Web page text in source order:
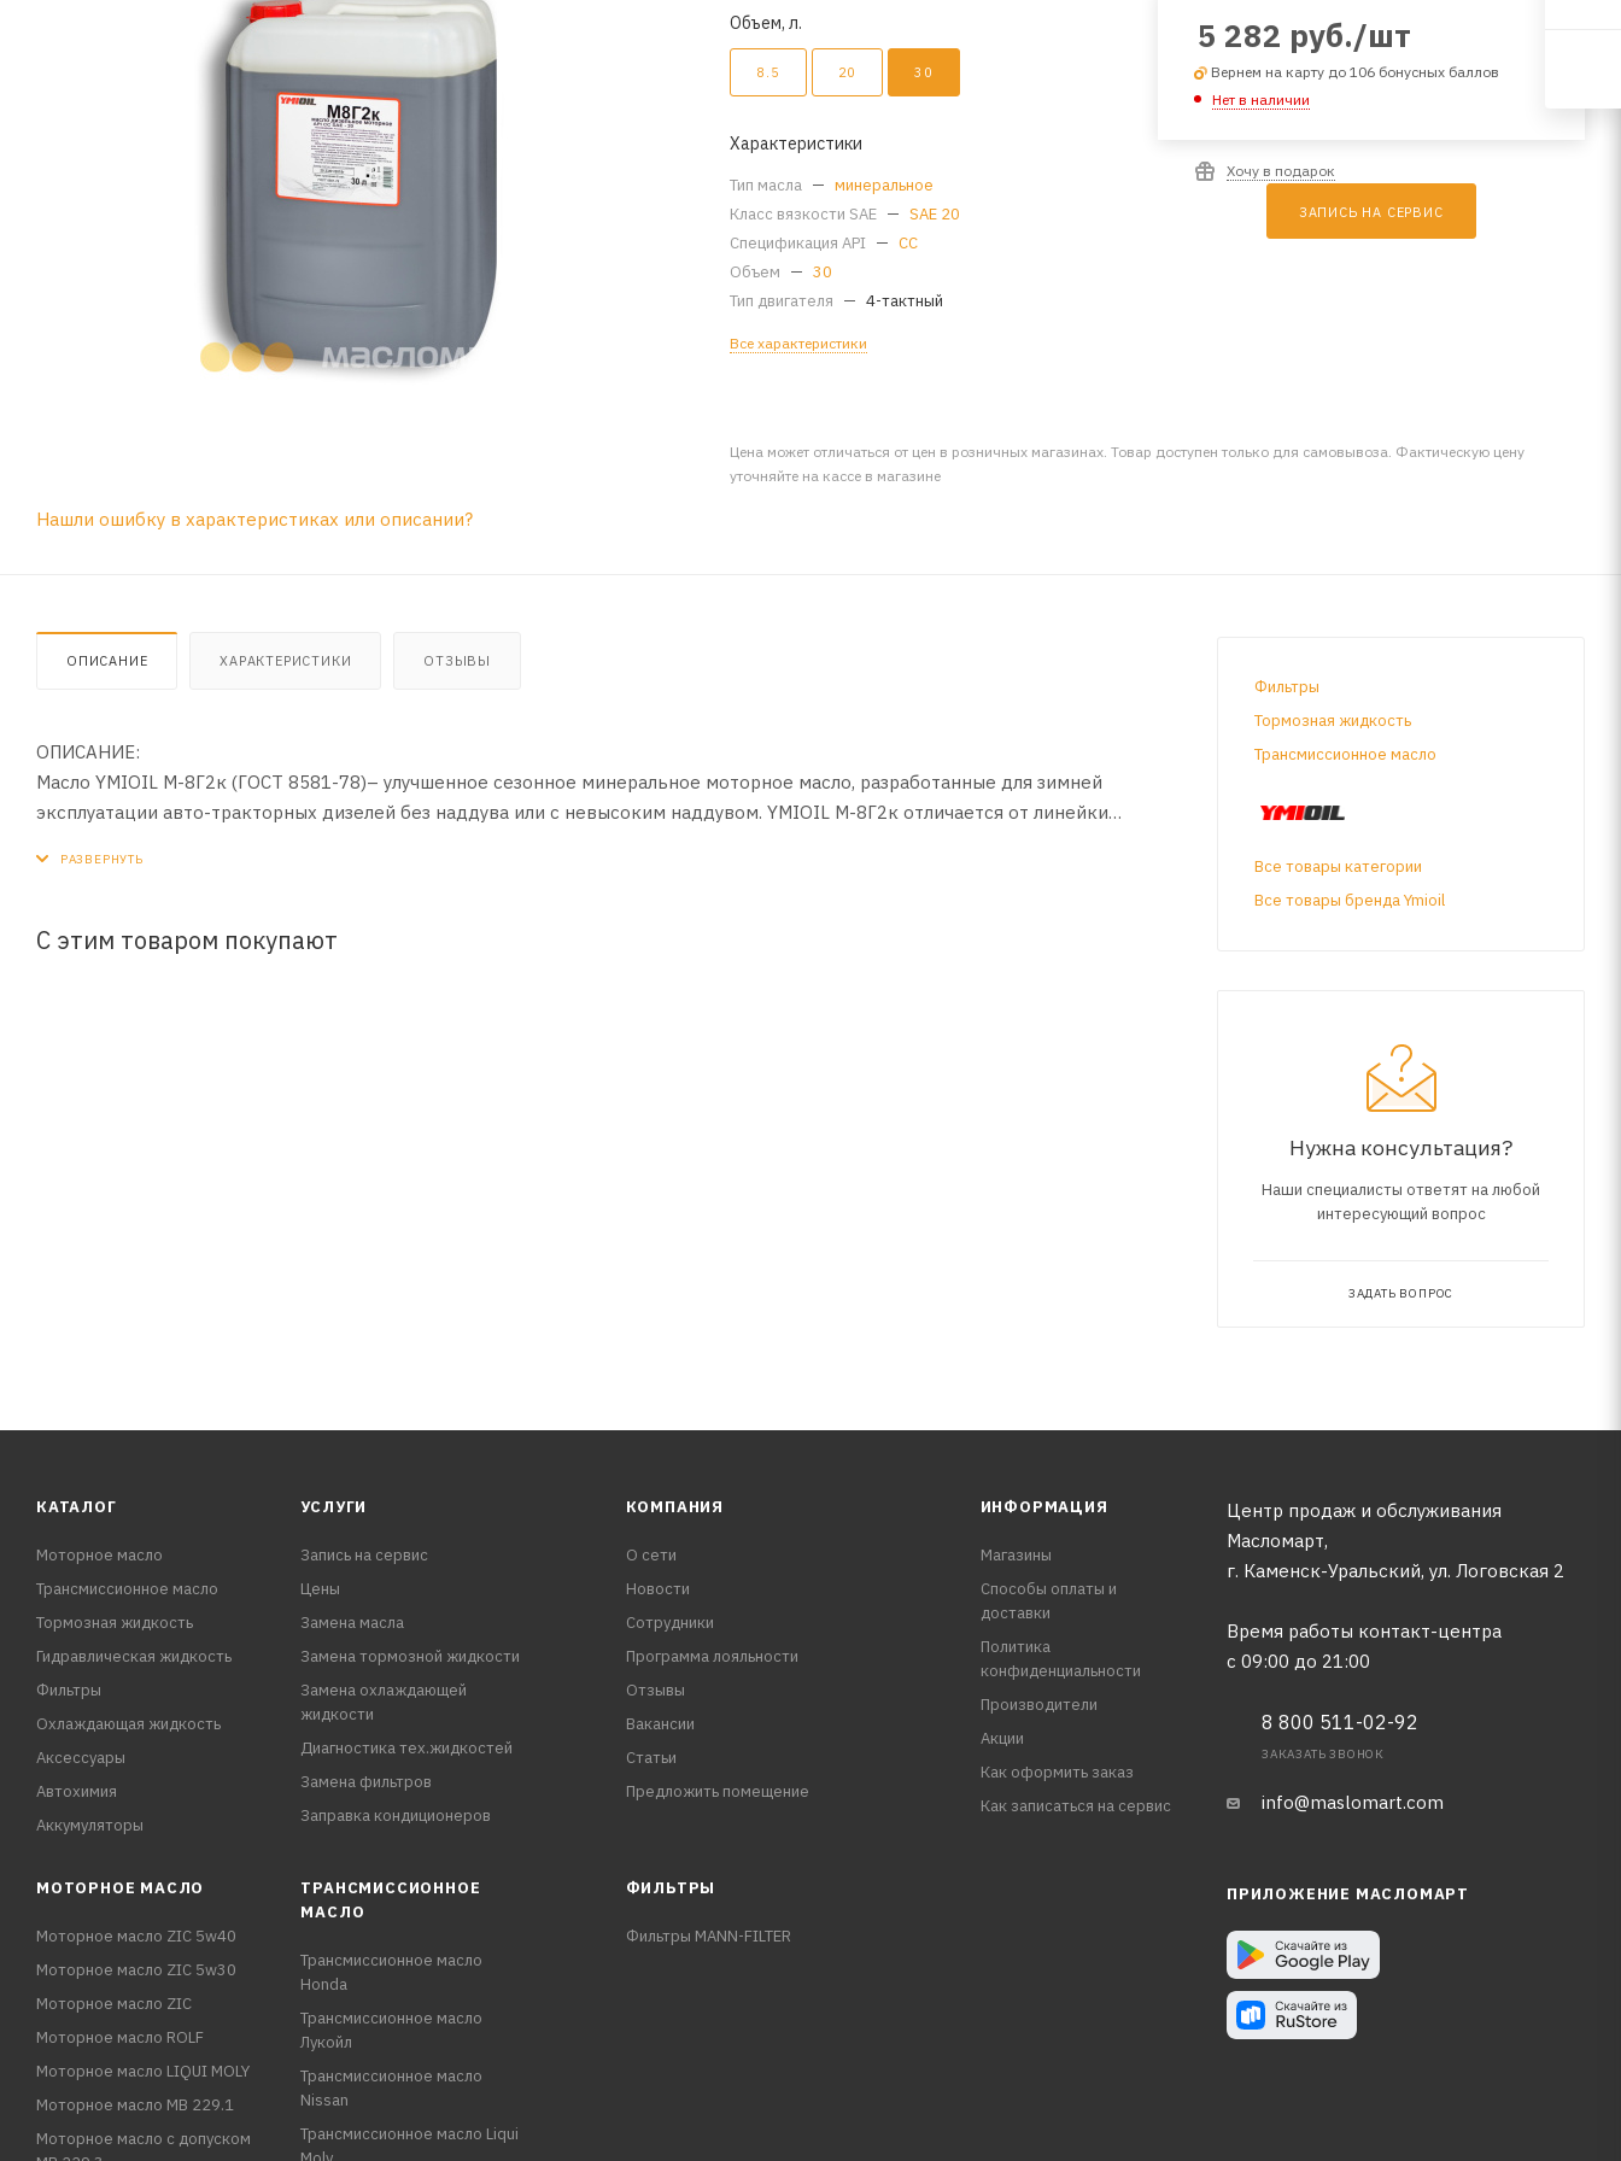
Объем, л.
8.5 20 30
Характеристики
Тип масла — минеральное
Класс вязкости SAE — SAE 20
Спецификация API — CC
Объем — 30
Тип двигателя — 4-тактный
Все характеристики
5 282 руб./шт
Вернем на карту до 106 бонусных баллов
Нет в наличии
Хочу в подарок
ЗАПИСЬ НА СЕРВИС
Цена может отличаться от цен в розничных магазинах. Товар доступен только для самовывоза. Фактическую цену
уточняйте на кассе в магазине
Нашли ошибку в характеристиках или описании?
ОПИСАНИЕ ХАРАКТЕРИСТИКИ ОТЗЫВЫ
ОПИСАНИЕ:
Масло YMIOIL М-8Г2к (ГОСТ 8581-78)– улучшенное сезонное минеральное моторное масло, разработанные для зимней
эксплуатации авто-тракторных дизелей без наддува или с невысоким наддувом. YMIOIL М-8Г2к отличается от линейки
Масло YMIOIL М-8Г2к предназначено для смазывания высоко-форсированных автотракторных дизелей без наддува или с
С этим товаром покупают
Фильтры
Тормозная жидкость
Трансмиссионное масло
Все товары категории
Все товары бренда Ymioil
Нужна консультация?
Наши специалисты ответят на любой
интересующий вопрос
ЗАДАТЬ ВОПРОС
КАТАЛОГ
Моторное масло
Трансмиссионное масло
Тормозная жидкость
Гидравлическая жидкость
Фильтры
Охлаждающая жидкость
Аксессуары
Автохимия
Аккумуляторы
УСЛУГИ
Запись на сервис
Цены
Замена масла
Замена тормозной жидкости
Замена охлаждающей
жидкости
Диагностика тех.жидкостей
Замена фильтров
Заправка кондиционеров
КОМПАНИЯ
О сети
Новости
Сотрудники
Программа лояльности
Отзывы
Вакансии
Статьи
Предложить помещение
ИНФОРМАЦИЯ
Магазины
Способы оплаты и
доставки
Политика
конфиденциальности
Производители
Акции
Как оформить заказ
Как записаться на сервис
Центр продаж и обслуживания
Масломарт,
г. Каменск-Уральский, ул. Логовская 2
Время работы контакт-центра
с 09:00 до 21:00
8 800 511-02-92
ЗАКАЗАТЬ ЗВОНОК
info@maslomart.com
МОТОРНОЕ МАСЛО
Моторное масло ZIC 5w40
Моторное масло ZIC 5w30
Моторное масло ZIC
Моторное масло ROLF
Моторное масло LIQUI MOLY
Моторное масло MB 229.1
Моторное масло с допуском
ТРАНСМИССИОННОЕ
МАСЛО
Трансмиссионное масло
Honda
Трансмиссионное масло
Лукойл
Трансмиссионное масло
Nissan
Трансмиссионное масло Liqui
ФИЛЬТРЫ
Фильтры MANN-FILTER
ПРИЛОЖЕНИЕ МАСЛОМАРТ